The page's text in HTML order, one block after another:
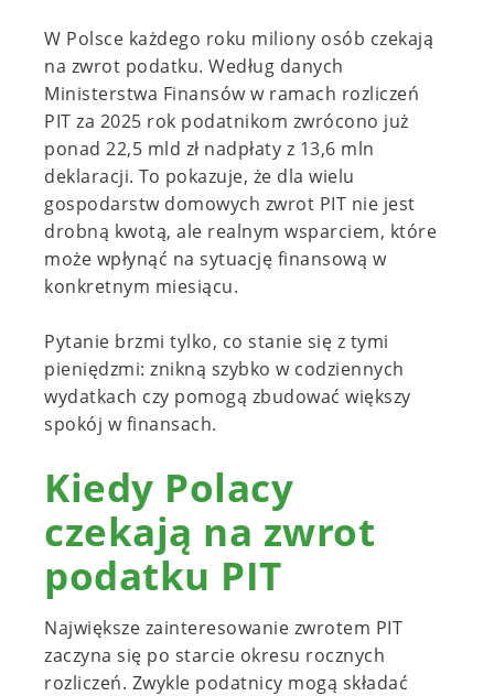
W Polsce każdego roku miliony osób czekają
na zwrot podatku. Według danych
Ministerstwa Finansów w ramach rozliczeń
PIT za 2025 rok podatnikom zwrócono już
ponad 22,5 mld zł nadpłaty z 13,6 mln
deklaracji. To pokazuje, że dla wielu
gospodarstw domowych zwrot PIT nie jest
drobną kwotą, ale realnym wsparciem, które
może wpłynąć na sytuację finansową w
konkretnym miesiącu.
Pytanie brzmi tylko, co stanie się z tymi
pieniędzmi: znikną szybko w codziennych
wydatkach czy pomogą zbudować większy
spokój w finansach.
Kiedy Polacy
czekają na zwrot
podatku PIT
Największe zainteresowanie zwrotem PIT
zaczyna się po starcie okresu rocznych
rozliczeń. Zwykle podatnicy mogą składać